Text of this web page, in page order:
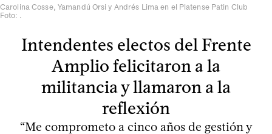
Carolina Cosse, Yamandú Orsi y Andrés Lima en el Platense Patin Club
Foto: .
Intendentes electos del Frente
Amplio felicitaron a la
militancia y llamaron a la
reflexión
“Me comprometo a cinco años de gestión y